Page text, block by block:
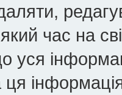
час на
уся